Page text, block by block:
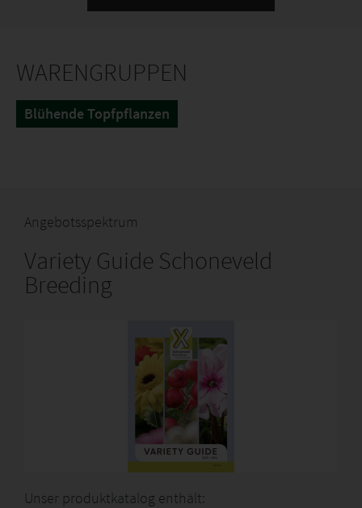
WARENGRUPPEN
Blühende Topfpflanzen
Angebotsspektrum
Variety Guide Schoneveld
Breeding
Unser produktkatalog enthält: